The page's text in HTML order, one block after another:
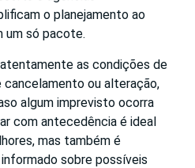
o planejamento ao
um só pacote.
as condições de
ou alteração,
algum imprevisto ocorra
com antecedência é ideal
mas também é
sobre possíveis